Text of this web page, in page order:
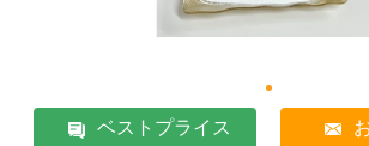
ベストプライス